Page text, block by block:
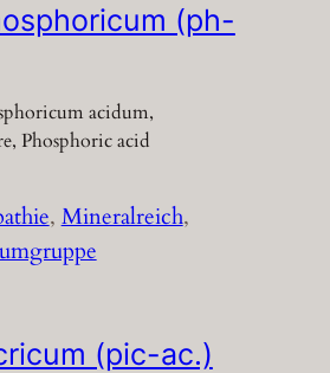
(ph-
acidum,
Phosphoric acid
, Mineralreich
(pic-ac.)